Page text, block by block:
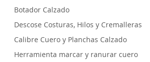
Botador Calzado
Descose Costuras, Hilos y Cremalleras
Calibre Cuero y Planchas Calzado
Herramienta marcar y ranurar cuero